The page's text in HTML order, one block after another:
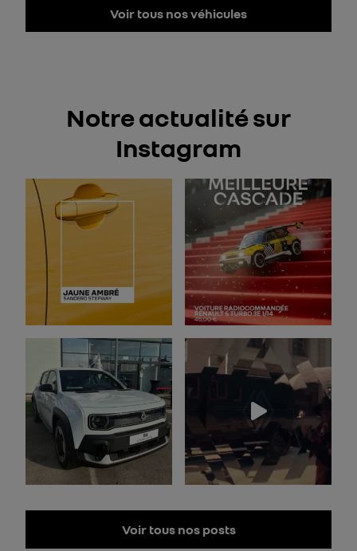
Voir tous nos véhicules
Notre actualité sur
Instagram
Voir tous nos posts